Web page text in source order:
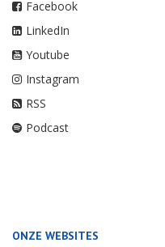
Facebook
LinkedIn
Youtube
Instagram
RSS
Podcast
ONZE WEBSITES